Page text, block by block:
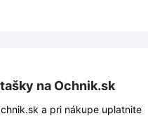
na Ochnik.sk
a pri nákupe uplatnite